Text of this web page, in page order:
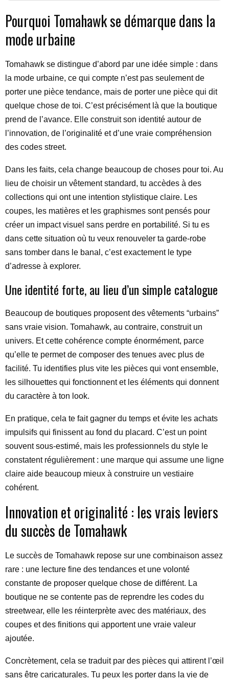
Pourquoi Tomahawk se démarque dans la
mode urbaine
Tomahawk se distingue d’abord par une idée simple : dans
la mode urbaine, ce qui compte n’est pas seulement de
porter une pièce tendance, mais de porter une pièce qui dit
quelque chose de toi. C’est précisément là que la boutique
prend de l’avance. Elle construit son identité autour de
l’innovation, de l’originalité et d’une vraie compréhension
des codes street.
Dans les faits, cela change beaucoup de choses pour toi. Au
lieu de choisir un vêtement standard, tu accèdes à des
collections qui ont une intention stylistique claire. Les
coupes, les matières et les graphismes sont pensés pour
créer un impact visuel sans perdre en portabilité. Si tu es
dans cette situation où tu veux renouveler ta garde-robe
sans tomber dans le banal, c’est exactement le type
d’adresse à explorer.
Une identité forte, au lieu d’un simple catalogue
Beaucoup de boutiques proposent des vêtements “urbains”
sans vraie vision. Tomahawk, au contraire, construit un
univers. Et cette cohérence compte énormément, parce
qu’elle te permet de composer des tenues avec plus de
facilité. Tu identifies plus vite les pièces qui vont ensemble,
les silhouettes qui fonctionnent et les éléments qui donnent
du caractère à ton look.
En pratique, cela te fait gagner du temps et évite les achats
impulsifs qui finissent au fond du placard. C’est un point
souvent sous-estimé, mais les professionnels du style le
constatent régulièrement : une marque qui assume une ligne
claire aide beaucoup mieux à construire un vestiaire
cohérent.
Innovation et originalité : les vrais leviers
du succès de Tomahawk
Le succès de Tomahawk repose sur une combinaison assez
rare : une lecture fine des tendances et une volonté
constante de proposer quelque chose de différent. La
boutique ne se contente pas de reprendre les codes du
streetwear, elle les réinterprète avec des matériaux, des
coupes et des finitions qui apportent une vraie valeur
ajoutée.
Concrètement, cela se traduit par des pièces qui attirent l’œil
sans être caricaturales. Tu peux les porter dans la vie de